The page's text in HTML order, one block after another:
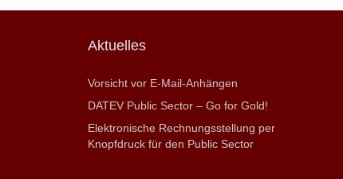
Aktuelles
Vorsicht vor E-Mail-Anhängen
DATEV Public Sector – Go for Gold!
Elektronische Rechnungsstellung per
Knopfdruck für den Public Sector